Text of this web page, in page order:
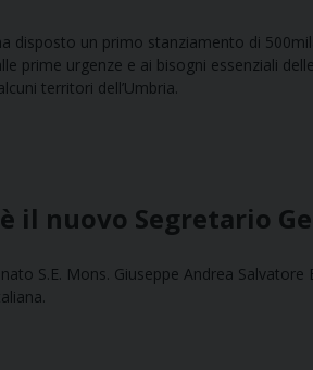
disposto un primo stanziamento di
prime urgenze e ai bisogni essenziali
territori dell’Umbria.
il nuovo Segretario
S.E. Mons. Giuseppe Andrea